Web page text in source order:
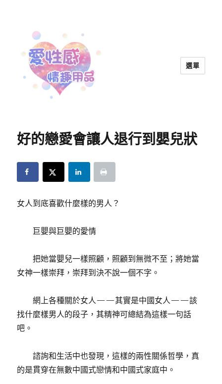
選單
好的戀愛會讓人退行到嬰兒狀
女人到底喜歡什麼樣的男人？
巨嬰與巨嬰的愛情
把她當嬰兒一樣照顧，照顧到無微不至；將她當
女神一樣崇拜，崇拜到決不說一個不字。
網上各種關於女人——其實是中國女人——該
找什麼樣男人的段子，其精神可總結為這樣一句話
吧。
諮詢和生活中也發現，這樣的兩性關係哲學，真
的是貫穿在無數中國式戀情和中國式家庭中。